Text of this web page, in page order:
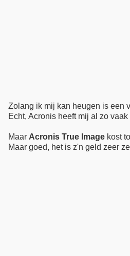
Zolang ik mij kan heugen is een
Echt, Acronis heeft mij al zo
Maar Acronis True Image kost
Maar goed, het is z'n geld zeer